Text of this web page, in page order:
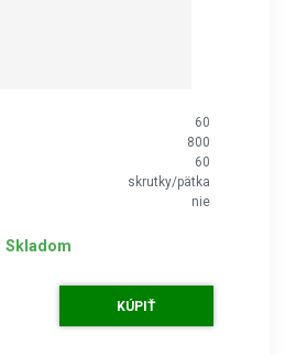
60
800
60
skrutky/pätka
nie
Skladom
KÚPIŤ